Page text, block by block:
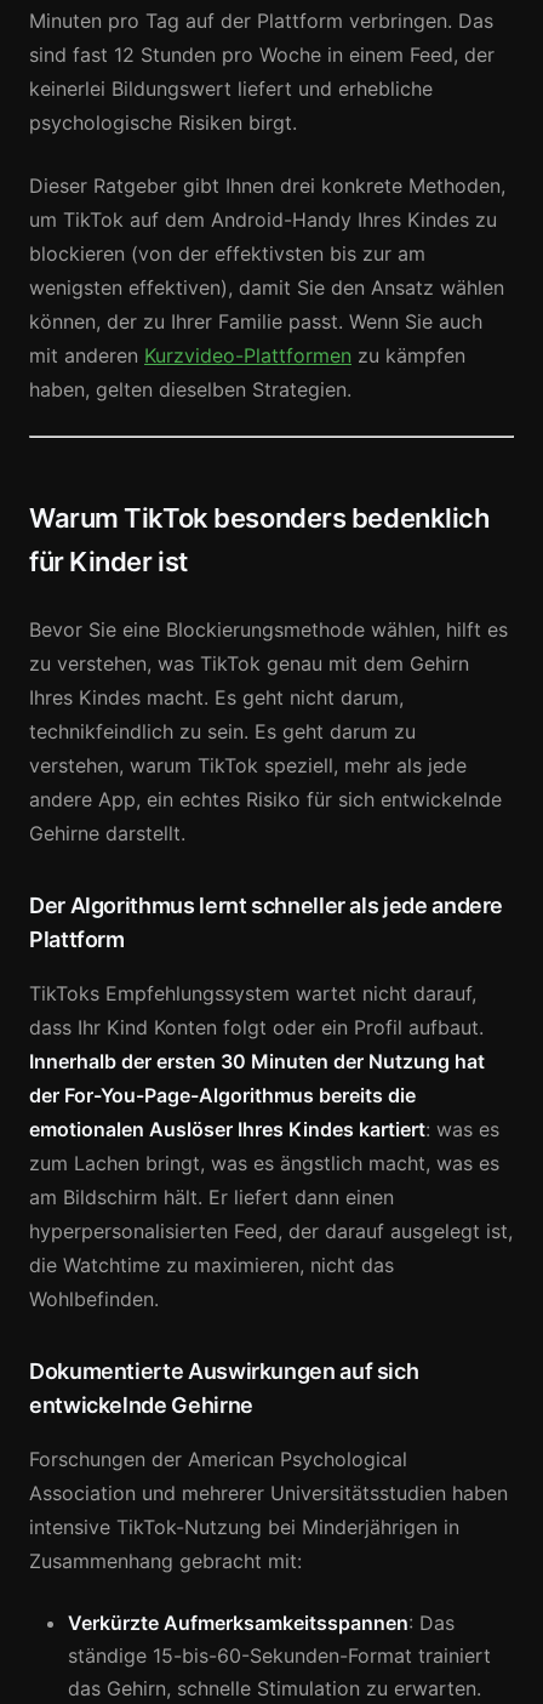
Minuten pro Tag auf der Plattform verbringen. Das
sind fast 12 Stunden pro Woche in einem Feed, der
keinerlei Bildungswert liefert und erhebliche
psychologische Risiken birgt.
Dieser Ratgeber gibt Ihnen drei konkrete Methoden,
um TikTok auf dem Android-Handy Ihres Kindes zu
blockieren (von der effektivsten bis zur am
wenigsten effektiven), damit Sie den Ansatz wählen
können, der zu Ihrer Familie passt. Wenn Sie auch
mit anderen Kurzvideo-Plattformen zu kämpfen
haben, gelten dieselben Strategien.
Warum TikTok besonders bedenklich
für Kinder ist
Bevor Sie eine Blockierungsmethode wählen, hilft es
zu verstehen, was TikTok genau mit dem Gehirn
Ihres Kindes macht. Es geht nicht darum,
technikfeindlich zu sein. Es geht darum zu
verstehen, warum TikTok speziell, mehr als jede
andere App, ein echtes Risiko für sich entwickelnde
Gehirne darstellt.
Der Algorithmus lernt schneller als jede andere
Plattform
TikToks Empfehlungssystem wartet nicht darauf,
dass Ihr Kind Konten folgt oder ein Profil aufbaut.
Innerhalb der ersten 30 Minuten der Nutzung hat
der For-You-Page-Algorithmus bereits die
emotionalen Auslöser Ihres Kindes kartiert: was es
zum Lachen bringt, was es ängstlich macht, was es
am Bildschirm hält. Er liefert dann einen
hyperpersonalisierten Feed, der darauf ausgelegt ist,
die Watchtime zu maximieren, nicht das
Wohlbefinden.
Dokumentierte Auswirkungen auf sich
entwickelnde Gehirne
Forschungen der American Psychological
Association und mehrerer Universitätsstudien haben
intensive TikTok-Nutzung bei Minderjährigen in
Zusammenhang gebracht mit:
Verkürzte Aufmerksamkeitsspannen: Das
ständige 15-bis-60-Sekunden-Format trainiert
das Gehirn, schnelle Stimulation zu erwarten.